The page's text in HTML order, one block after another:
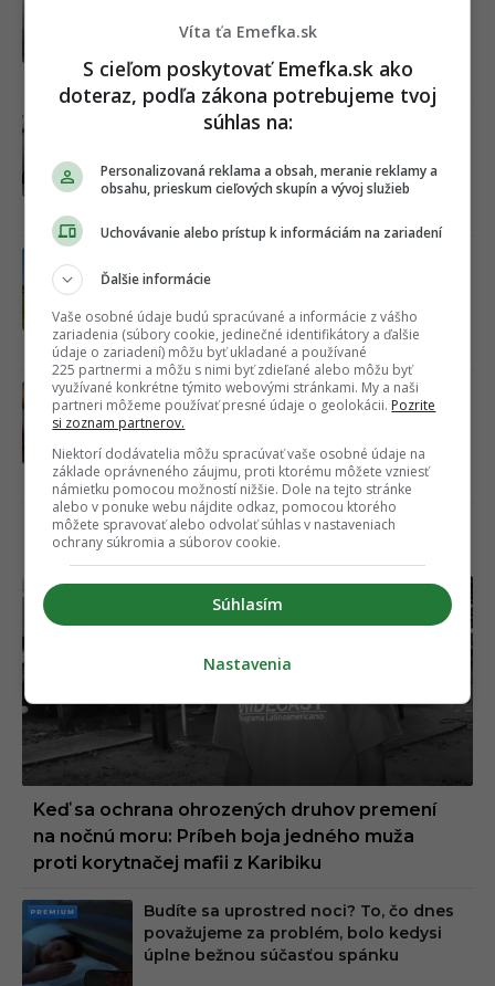
ročné dieťa
02.08.2026
Cez apku Bolt si už taxík možno
gigantom AI a novinku spúšťa aj u nás
reťazec zo dňa na deň zavrel všetky
01.08.2026
Predtým trápila kone a kravy, dnes
ľudí: V Európe hlásia prípady
nepríjemnej baktérie, pozor na tieto 4
príznaky
29.07.2026
PREMIUM VIAC >
Keď sa ochrana ohrozených druhov premení
na nočnú moru: Príbeh boja jedného muža
proti korytnačej mafii z Karibiku
PRE
MIU
M
Budíte sa uprostred noci? To, čo dnes
považujeme za problém, bolo kedysi
úplne bežnou súčasťou spánku
Víta ťa Emefka.sk
S cieľom poskytovať Emefka.sk ako
doteraz, podľa zákona potrebujeme tvoj
súhlas na:
Personalizovaná reklama a obsah, meranie reklamy a
obsahu, prieskum cieľových skupín a vývoj služieb
Uchovávanie alebo prístup k informáciám na zariadení
Ďalšie informácie
Vaše osobné údaje budú spracúvané a informácie z vášho
zariadenia (súbory cookie, jedinečné identifikátory a ďalšie
údaje o zariadení) môžu byť ukladané a používané
225 partnermi a môžu s nimi byť zdieľané alebo môžu byť
využívané konkrétne týmito webovými stránkami. My a naši
partneri môžeme používať presné údaje o geolokácii. Pozrite
si zoznam partnerov.
Niektorí dodávatelia môžu spracúvať vaše osobné údaje na
základe oprávneného záujmu, proti ktorému môžete vzniesť
námietku pomocou možností nižšie. Dole na tejto stránke
alebo v ponuke webu nájdite odkaz, pomocou ktorého
môžete spravovať alebo odvolať súhlas v nastaveniach
ochrany súkromia a súborov cookie.
Súhlasím
Nastavenia